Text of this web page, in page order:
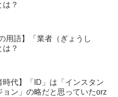
は？
用語】「業者（ぎょうし
は？
時代】「ID」は「インスタン
ョン」の略だと思っていたorz